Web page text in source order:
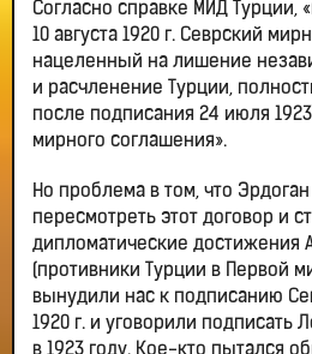
Согласно справке МИД Турции,
10 августа 1920 г. Севрский
нацеленный на лишение
и расчленение Турции,
после подписания 24 июля
мирного соглашения».
Но проблема в том, что
пересмотреть этот договор и
дипломатические достижения
(противники Турции в Первой
вынудили нас к подписанию
1920 г. и уговорили подписать